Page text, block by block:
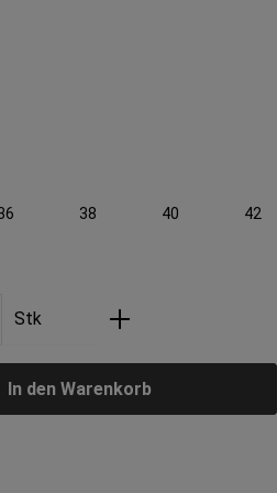
38 40 42
Gib den
Stk
In den Warenkorb